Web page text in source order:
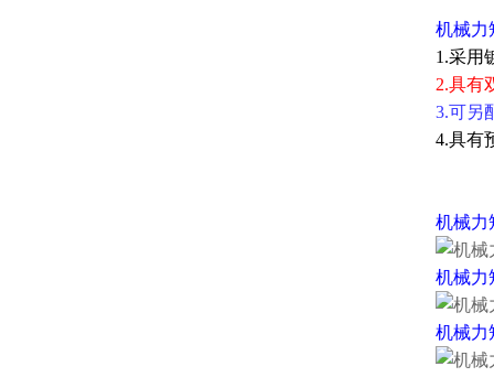
机械力
1.采用
2.具有
3.可另
4.具有
机械力
机械力
机械力